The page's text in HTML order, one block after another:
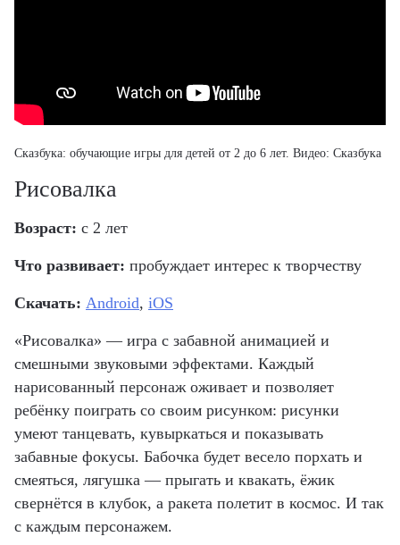
Сказбука: обучающие игры для детей от 2 до 6 лет. Видео: Сказбука
Рисовалка
Возраст: с 2 лет
Что развивает: пробуждает интерес к творчеству
Скачать: Android, iOS
«Рисовалка» — игра с забавной анимацией и
смешными звуковыми эффектами. Каждый
нарисованный персонаж оживает и позволяет
ребёнку поиграть со своим рисунком: рисунки
умеют танцевать, кувыркаться и показывать
забавные фокусы. Бабочка будет весело порхать и
смеяться, лягушка — прыгать и квакать, ёжик
свернётся в клубок, а ракета полетит в космос. И так
с каждым персонажем.